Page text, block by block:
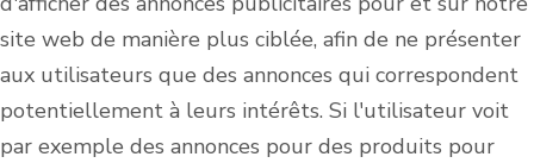
site web de manière plus ciblée, afin de ne présenter
aux utilisateurs que des annonces qui correspondent
potentiellement à leurs intérêts. Si l'utilisateur voit
par exemple des annonces pour des produits pour